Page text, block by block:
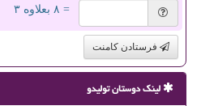
= ۸ بعلاوه ۳
فرستادن کامنت
لینک دوستان تولیدو